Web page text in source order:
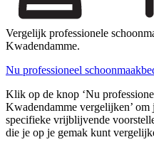
Vergelijk professionele
Kwadendamme.
Nu professioneel
Klik op de knop ‘Nu
Kwadendamme vergelijken’
specifieke vrijblijvende
die je op je gemak kunt